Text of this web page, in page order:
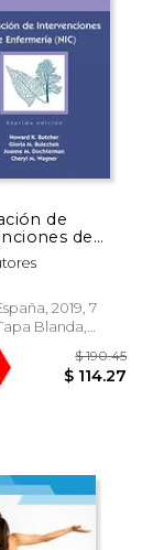
de
de
2019, 7
Blanda,